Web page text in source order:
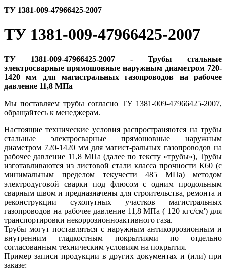
ТУ 1381-009-47966425-2007
ТУ 1381-009-47966425-2007
ТУ 1381-009-47966425-2007 - Трубы стальные
электросварные прямошовные наружным диаметром 720-
1420 мм для магистральных газопроводов на рабочее
давление 11,8 МПа
Мы поставляем трубы согласно ТУ 1381-009-47966425-2007,
обращайтесь к менеджерам.
Настоящие технические условия распространяются на трубы
стальные электросварные прямошовные наружным
диаметром 720-1420 мм для магист-ральных газопроводов на
рабочее давление 11,8 МПа (далее по тексту «трубы»), Трубы
изготавливаются из листовой стали класса прочности К60 (с
минимальным пределом текучести 485 МПа) методом
электродуговой сварки под флюсом с одним продольным
сварным швом и предназначены для строительства, ремонта и
реконструкции сухопутных участков магистральных
газопроводов на рабочее давление 11,8 МПа ( 120 кгс/см') для
транспортировки некоррозионноактивного газа.
Трубы могут поставляться с наружным антикоррозионным и
внутренним гладкостным покрытиями по отдельно
согласованным техническим условиям на покрытия.
Пример записи продукции в других документах и (или) при
заказе: